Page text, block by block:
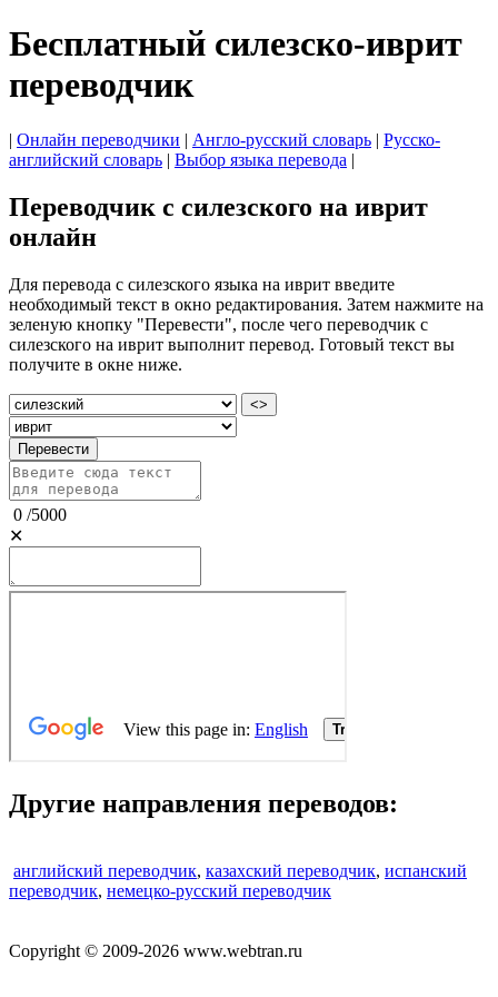
Бесплатный силезско-иврит
переводчик
| Онлайн переводчики | Англо-русский словарь | Русско-
английский словарь | Выбор языка перевода |
Переводчик с силезского на иврит
онлайн
Для перевода с силезского языка на иврит введите
необходимый текст в окно редактирования. Затем нажмите на
зеленую кнопку "Перевести", после чего переводчик с
силезского на иврит выполнит перевод. Готовый текст вы
получите в окне ниже.
<>
Перевести
0 /5000
✕
Другие направления переводов:
английский переводчик, казахский переводчик, испанский
переводчик, немецко-русский переводчик
Copyright © 2009-2026 www.webtran.ru